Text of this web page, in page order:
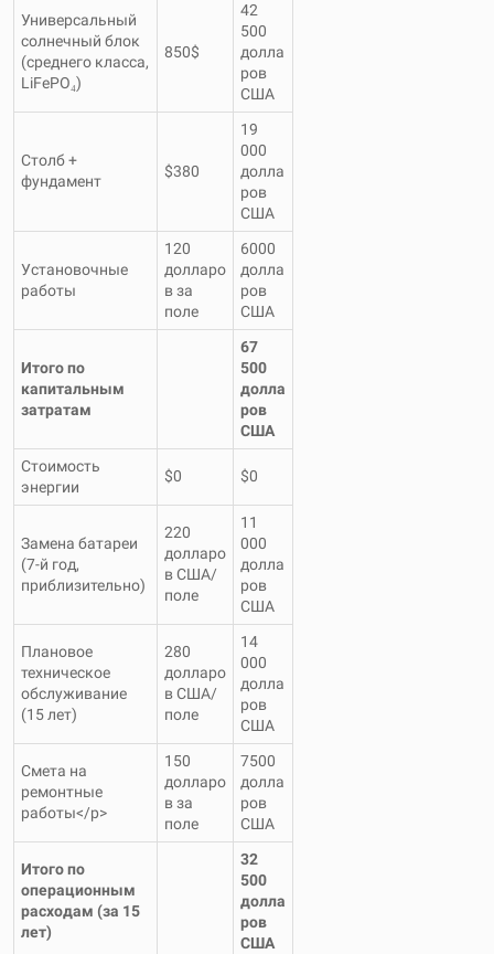
Универсальный
солнечный блок
(среднего класса,
LiFePO₄)
850$
42
500
долла
ров
США
Столб +
фундамент
$380
19
000
долла
ров
США
Установочные
работы
120
долларо
в за
поле
6000
долла
ров
США
Итого по
капитальным
затратам
67
500
долла
ров
США
Стоимость
энергии
$0 $0
Замена батареи
(7-й год,
приблизительно)
220
долларо
в США/
поле
11
000
долла
ров
США
Плановое
техническое
обслуживание
(15 лет)
280
долларо
в США/
поле
14
000
долла
ров
США
Смета на
ремонтные
работы</p>
150
долларо
в за
поле
7500
долла
ров
США
Итого по
операционным
расходам (за 15
лет)
32
500
долла
ров
США